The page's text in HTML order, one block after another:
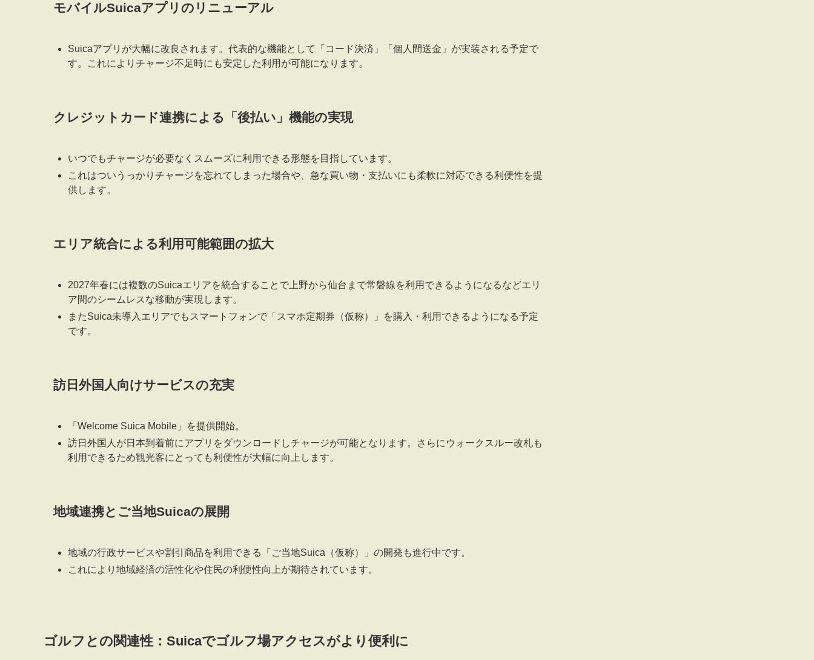
モバイルSuicaアプリのリニューアル
Suicaアプリが大幅に改良されます。代表的な機能として「コード決済」「個人間送金」が実装される予定で
す。これによりチャージ不足時にも安定した利用が可能になります。
クレジットカード連携による「後払い」機能の実現
いつでもチャージが必要なくスムーズに利用できる形態を目指しています。
これはついうっかりチャージを忘れてしまった場合や、急な買い物・支払いにも柔軟に対応できる利便性を提
供します。
エリア統合による利用可能範囲の拡大
2027年春には複数のSuicaエリアを統合することで上野から仙台まで常磐線を利用できるようになるなどエリ
ア間のシームレスな移動が実現します。
またSuica未導入エリアでもスマートフォンで「スマホ定期券（仮称）」を購入・利用できるようになる予定
です。
訪日外国人向けサービスの充実
「Welcome Suica Mobile」を提供開始。
訪日外国人が日本到着前にアプリをダウンロードしチャージが可能となります。さらにウォークスルー改札も
利用できるため観光客にとっても利便性が大幅に向上します。
地域連携とご当地Suicaの展開
地域の行政サービスや割引商品を利用できる「ご当地Suica（仮称）」の開発も進行中です。
これにより地域経済の活性化や住民の利便性向上が期待されています。
ゴルフとの関連性：Suicaでゴルフ場アクセスがより便利に